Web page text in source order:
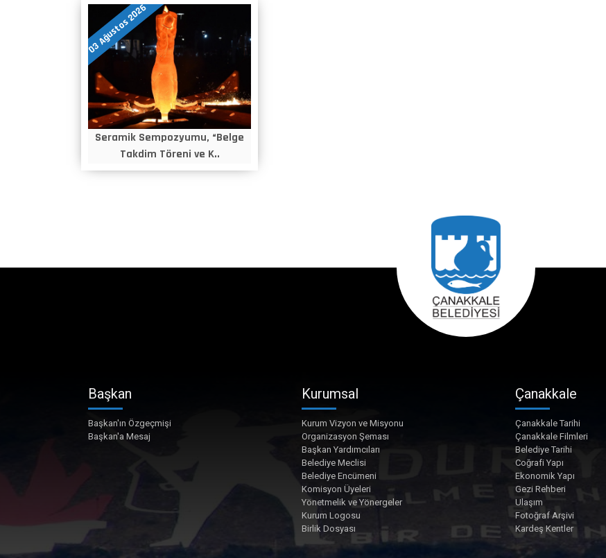
03 Ağustos 2026
Seramik Sempozyumu, “Belge
Takdim Töreni ve K..
Başkan
Başkan'ın Özgeçmişi
Başkan'a Mesaj
Kurumsal
Kurum Vizyon ve Misyonu
Organizasyon Şeması
Başkan Yardımcıları
Belediye Meclisi
Belediye Encümeni
Komisyon Üyeleri
Yönetmelik ve Yönergeler
Kurum Logosu
Birlik Dosyası
Çanakkale
Çanakkale Tarihi
Çanakkale Filmleri
Belediye Tarihi
Coğrafi Yapı
Ekonomik Yapı
Gezi Rehberi
Ulaşım
Fotoğraf Arşivi
Kardeş Kentler